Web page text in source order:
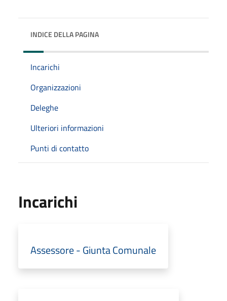
INDICE DELLA PAGINA
Incarichi
Organizzazioni
Deleghe
Ulteriori informazioni
Punti di contatto
Incarichi
Assessore - Giunta Comunale